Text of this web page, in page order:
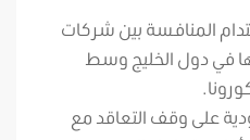
المنافسة بين شركات
في دول الخليج وسط
على وقف التعاقد مع